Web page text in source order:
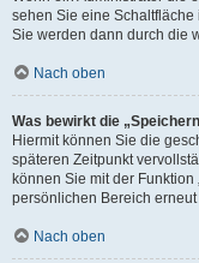
sehen Sie eine
Sie werden dann durch die
Nach oben
Was bewirkt die
Hiermit können Sie die
späteren Zeitpunkt
können Sie mit der
persönlichen Bereich
Nach oben